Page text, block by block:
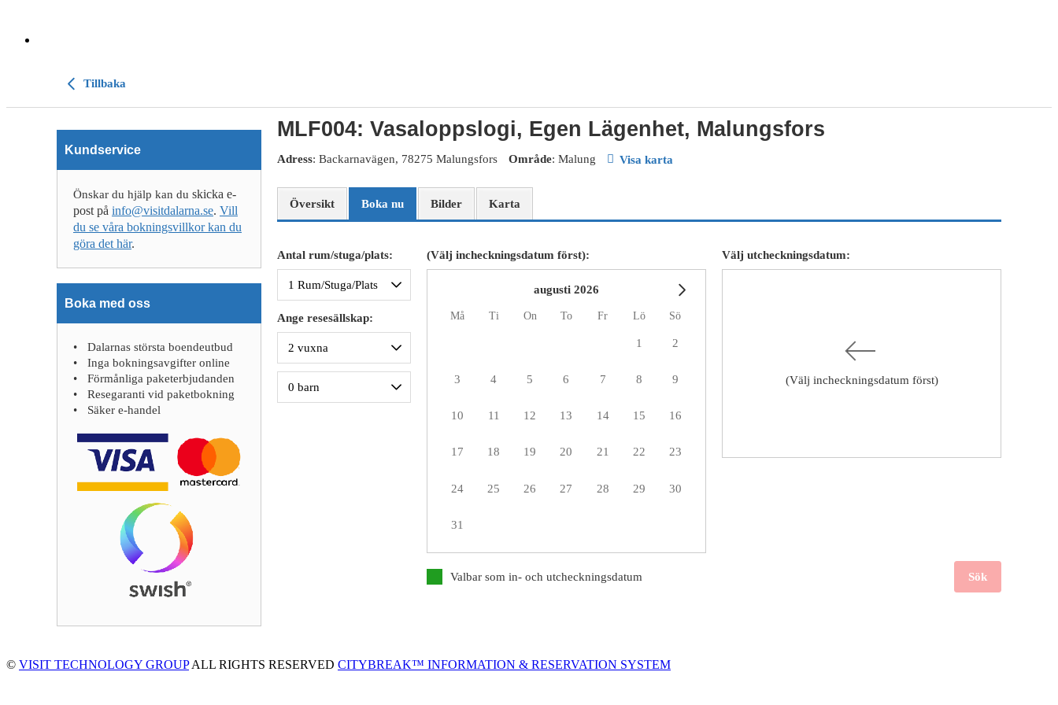
Tillbaka
MLF004: Vasaloppslogi, Egen Lägenhet, Malungsfors
Adress: Backarnavägen, 78275 Malungsfors Område: Malung Visa karta
Översikt Boka nu Bilder Karta
Antal rum/stuga/plats:
Ange resesällskap:
(Välj incheckningsdatum först):
augusti 2026
må ti on to fr lö sö
1 2
3 4 5 6 7 8 9
10 11 12 13 14 15 16
17 18 19 20 21 22 23
24 25 26 27 28 29 30
31
Välj utcheckningsdatum:
(Välj incheckningsdatum först)
Valbar som in- och utcheckningsdatum Sök
Kundservice
Önskar du hjälp kan du skicka e-
post på info@visitdalarna.se. Vill
du se våra bokningsvillkor kan du
göra det här.
Boka med oss
Dalarnas största boendeutbud
Inga bokningsavgifter online
Förmånliga paketerbjudanden
Resegaranti vid paketbokning
Säker e-handel
© VISIT TECHNOLOGY GROUPALL RIGHTS RESERVED CITYBREAK™ INFORMATION & RESERVATION SYSTEM